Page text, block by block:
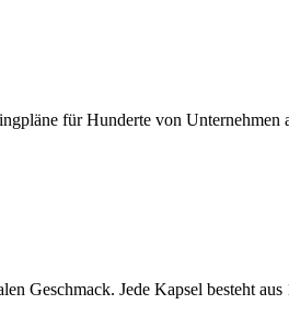
für Hunderte von Unternehmen
Geschmack. Jede Kapsel besteht